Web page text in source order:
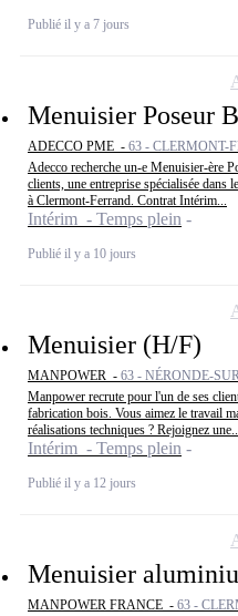
Publié il y a 7 jours
Menuisier Poseur
ADECCO PME - 63 - CLERMONT-
Adecco recherche un-e Menuisier-ère
clients, une entreprise spécialisée dans
à Clermont-Ferrand. Contrat Intérim...
Intérim - Temps plein
Publié il y a 10 jours
Menuisier (H/F)
MANPOWER - 63 - NÉRONDE-
Manpower recrute pour l'un de ses
fabrication bois. Vous aimez le travail
réalisations techniques ? Rejoignez une...
Intérim - Temps plein
Publié il y a 12 jours
Menuisier
MANPOWER FRANCE - 63 -